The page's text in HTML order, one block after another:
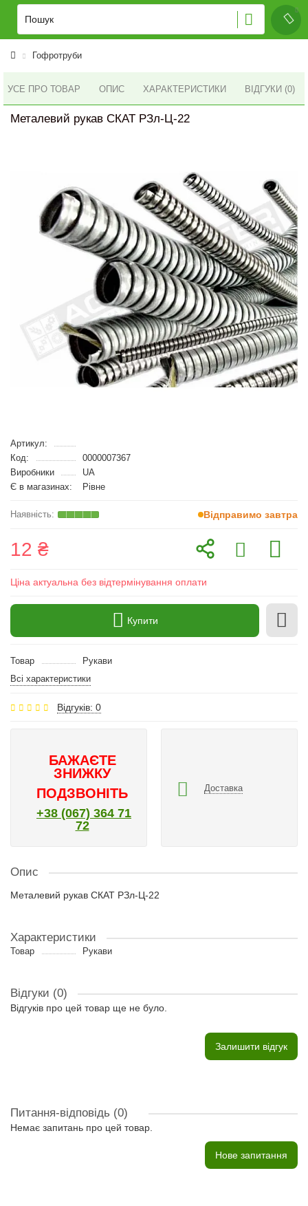
Гофротруби
УСЕ ПРО ТОВАР ОПИС ХАРАКТЕРИСТИКИ ВІДГУКИ (0)
Металевий рукав СКАТ РЗл-Ц-22
Артикул:
Код:
0000007367
Виробники
UA
Є в магазинах:
Рівне
Відправимо завтра
12 ₴
Ціна актуальна без відтермінування оплати
Купити
Товар
Рукави
Всі характеристики
Відгуків: 0
БАЖАЄТЕ
ЗНИЖКУ
ПОДЗВОНІТЬ
+38 (067) 364 71
72
Доставка
Опис
Металевий рукав СКАТ РЗл-Ц-22
Характеристики
Товар Рукави
Відгуки (0)
Відгуків про цей товар ще не було.
Залишити відгук
Питання-відповідь (0)
Немає запитань про цей товар.
Нове запитання